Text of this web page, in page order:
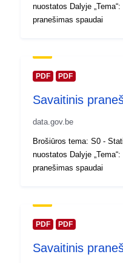
Erdviniai
duomenys:
Identifikatoriai:
Prieigos teisės:
nuostatos Dalyje
pranešimas spaudai
PDF PDF
Savaitinis
data.gov.be
Brošiūros tema: S0 -
nuostatos Dalyje
pranešimas spaudai
PDF PDF
Savaitinis